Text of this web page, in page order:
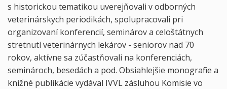
s historickou tematikou uverejňovali v odborných
veterinárskych periodikách, spolupracovali pri
organizovaní konferencií, seminárov a celoštátnych
stretnutí veterinárnych lekárov - seniorov nad 70
rokov, aktívne sa zúčastňovali na konferenciách,
seminároch, besedách a pod. Obsiahlejšie monografie a
knižné publikácie vydával IVVL zásluhou Komisie vo